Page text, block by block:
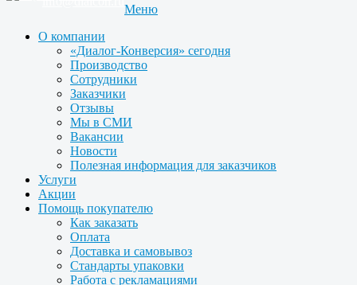
Меню
О компании
«Диалог-Конверсия» сегодня
Производство
Сотрудники
Заказчики
Отзывы
Мы в СМИ
Вакансии
Новости
Полезная информация для заказчиков
Услуги
Акции
Помощь покупателю
Как заказать
Оплата
Доставка и самовывоз
Стандарты упаковки
Работа с рекламациями